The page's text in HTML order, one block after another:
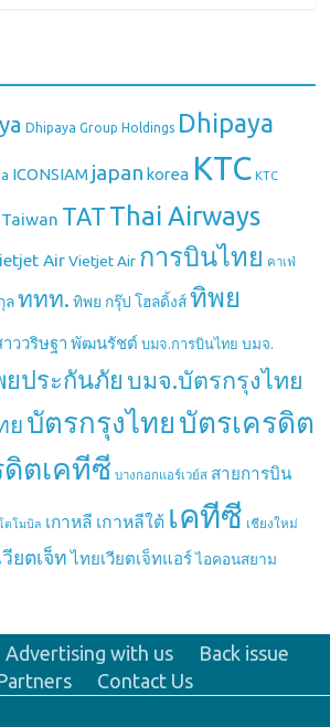
Dhipaya Group Holdings Dhipaya
ICONSIAM japan korea KTC KTC
Taiwan TAT Thai Airways
Air Vietjet Air การบินไทย คาเฟ่
ล ททท. ทิพย กรุ๊ป โฮลดิ้งส์ ทิพย
าววริษฐา พัฒนรัชต์ บมจ.การบินไทย บมจ.
ประกันภัย บมจ.บัตรกรุงไทย
ย บัตรกรุงไทย บัตรเครดิต
ดิตเคทีซี บางกอกแอร์เวย์ส สายการบิน
ตโมบิล เกาหลี เกาหลีใต้ เคทีซี เชียงใหม่
ยตเจ็ท ไทยเวียตเจ็ทแอร์ ไอคอนสยาม
Advertising with us
Back issue
Contact Us